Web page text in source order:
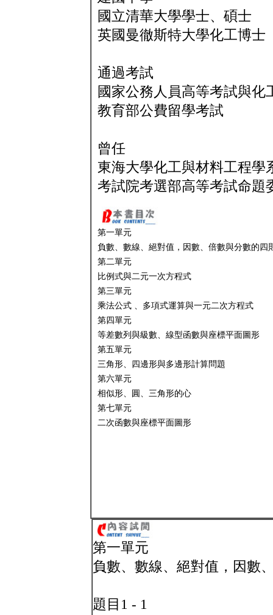
國立清華大學學士、碩士
英國曼徹斯特大學化工博士
通過考試
國家公務人員高等考試與化
教育部公費留學考試
曾任
東海大學化工與材料工程學
考試院考選部高等考試命題
第一單元
負數、數線、絕對值，因數、倍數與分數的四
第二單元
比例式與二元一次方程式
第三單元
乘法公式 、多項式運算與一元二次方程式
第四單元
等差數列與級數、線型函數與座標平面圖形
第五單元
三角形、四邊形與多邊形計算問題
第六單元
相似形、圓、三角形的心
第七單元
二次函數與座標平面圖形
第一單元
負數、數線、絕對值，因數
題目1 - 1